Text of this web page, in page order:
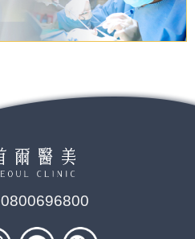
0800696800